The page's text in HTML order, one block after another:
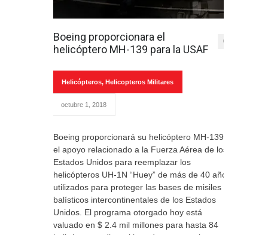
Boeing proporcionara el
helicóptero MH-139 para la USAF
0
Helicópteros, Helicopteros Militares
octubre 1, 2018
Boeing proporcionará su helicóptero MH-139 y
el apoyo relacionado a la Fuerza Aérea de los
Estados Unidos para reemplazar los
helicópteros UH-1N “Huey” de más de 40 años
utilizados para proteger las bases de misiles
balísticos intercontinentales de los Estados
Unidos. El programa otorgado hoy está
valuado en $ 2.4 mil millones para hasta 84